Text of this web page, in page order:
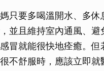
只要多喝溫開水、多休
並且維持室內通風、避
冒就能很快地痊癒。但
不舒服時，應該立即就